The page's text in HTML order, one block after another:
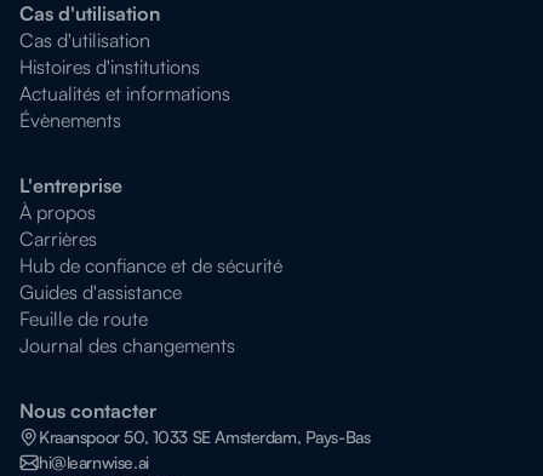
Cas d'utilisation
Cas d'utilisation
Histoires d'institutions
Actualités et informations
Évènements
L'entreprise
À propos
Carrières
Hub de confiance et de sécurité
Guides d'assistance
Feuille de route
Journal des changements
Nous contacter
Kraanspoor 50, 1033 SE Amsterdam, Pays-Bas
hi@learnwise.ai